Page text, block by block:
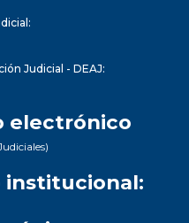
Judicial - DEAJ:
electrónico
institucional: